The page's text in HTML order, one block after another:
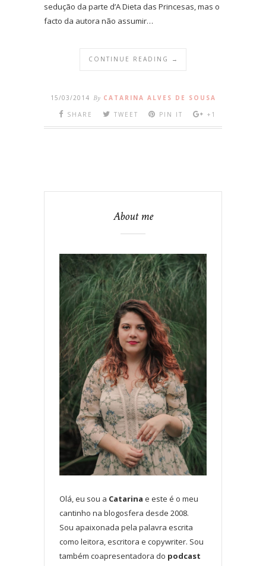
sedução da parte d’A Dieta das Princesas, mas o
facto da autora não assumir…
CONTINUE READING →
15/03/2014 By CATARINA ALVES DE SOUSA
SHARE
TWEET PIN IT +1
About me
Olá, eu sou a Catarina e este é o meu
cantinho na blogosfera desde 2008.
Sou apaixonada pela palavra escrita
como leitora, escritora e copywriter. Sou
também coapresentadora do podcast